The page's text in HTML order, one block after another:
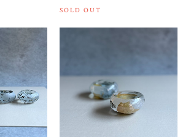
SOLD OUT